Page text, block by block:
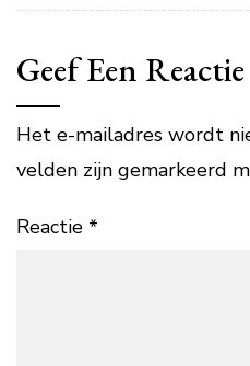
Geef Een Reactie
Het e-mailadres wordt
velden zijn gemarkeerd
Reactie *